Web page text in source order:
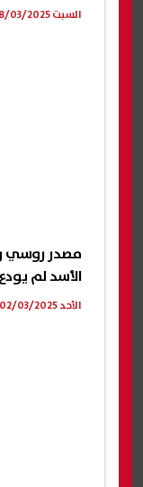
السبت 08/03/2025 09:50 ص
مصدر روسي
الأسد لم
الأحد 02/03/2025 06:23 م